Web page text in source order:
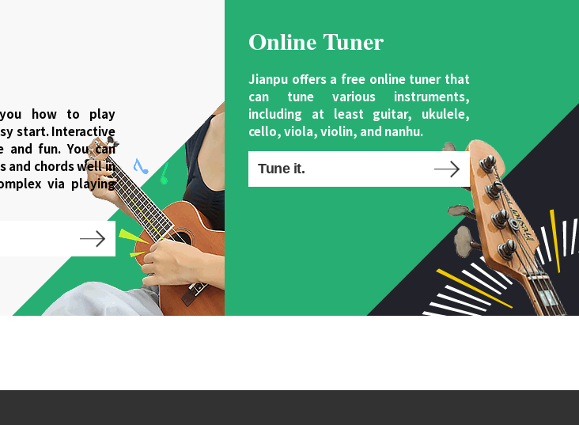
how to play
start. Interactive
and fun. You can
and chords well in
via playing
Online Tuner
Jianpu offers a free online tuner that
can tune various instruments,
including at least guitar, ukulele,
cello, viola, violin, and nanhu.
Tune it.